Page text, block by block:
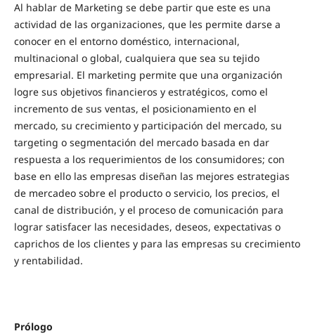
Al hablar de Marketing se debe partir que este es una
actividad de las organizaciones, que les permite darse a
conocer en el entorno doméstico, internacional,
multinacional o global, cualquiera que sea su tejido
empresarial. El marketing permite que una organización
logre sus objetivos financieros y estratégicos, como el
incremento de sus ventas, el posicionamiento en el
mercado, su crecimiento y participación del mercado, su
targeting o segmentación del mercado basada en dar
respuesta a los requerimientos de los consumidores; con
base en ello las empresas diseñan las mejores estrategias
de mercadeo sobre el producto o servicio, los precios, el
canal de distribución, y el proceso de comunicación para
lograr satisfacer las necesidades, deseos, expectativas o
caprichos de los clientes y para las empresas su crecimiento
y rentabilidad.
Prólogo